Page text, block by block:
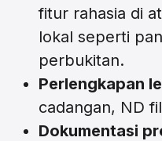
fitur rahasia di
lokal seperti
perbukitan.
Perlengkapan
cadangan, ND
Dokumentasi